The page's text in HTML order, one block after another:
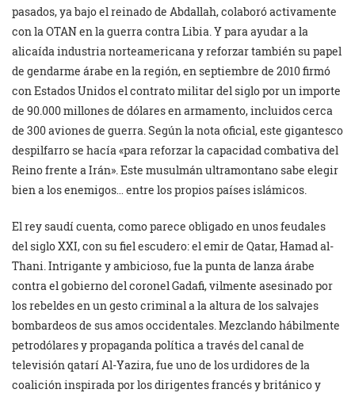
pasados, ya bajo el reinado de Abdallah, colaboró activamente
con la OTAN en la guerra contra Libia. Y para ayudar a la
alicaída industria norteamericana y reforzar también su papel
de gendarme árabe en la región, en septiembre de 2010 firmó
con Estados Unidos el contrato militar del siglo por un importe
de 90.000 millones de dólares en armamento, incluidos cerca
de 300 aviones de guerra. Según la nota oficial, este gigantesco
despilfarro se hacía «para reforzar la capacidad combativa del
Reino frente a Irán». Este musulmán ultramontano sabe elegir
bien a los enemigos… entre los propios países islámicos.
El rey saudí cuenta, como parece obligado en unos feudales
del siglo XXI, con su fiel escudero: el emir de Qatar, Hamad al-
Thani. Intrigante y ambicioso, fue la punta de lanza árabe
contra el gobierno del coronel Gadafi, vilmente asesinado por
los rebeldes en un gesto criminal a la altura de los salvajes
bombardeos de sus amos occidentales. Mezclando hábilmente
petrodólares y propaganda política a través del canal de
televisión qatarí Al-Yazira, fue uno de los urdidores de la
coalición inspirada por los dirigentes francés y británico y